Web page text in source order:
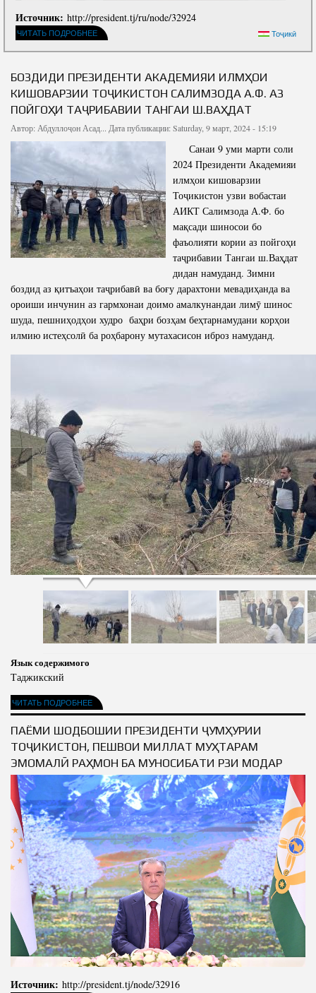
Источник: http://president.tj/ru/node/32924
ЧИТАТЬ ПОДРОБНЕЕ Тоҷикӣ
БОЗДИДИ ПРЕЗИДЕНТИ АКАДЕМИЯИ ИЛМҲОИ
КИШОВАРЗИИ ТОҶИКИСТОН САЛИМЗОДА А.Ф. АЗ
ПОЙГОҲИ ТАҶРИБАВИИ ТАНГАИ Ш.ВАҲДАТ
Автор: Абдуллоҷон Асад... Дата публикации: Saturday, 9 март, 2024 - 15:19
Санаи 9 уми марти соли
2024 Президенти Академияи
илмҳои кишоварзии
Тоҷикистон узви вобастаи
АИКТ Салимзода А.Ф. бо
мақсади шиносои бо
фаъолияти кории аз пойгоҳи
таҷрибавии Тангаи ш.Ваҳдат
дидан намуданд. Зимни
боздид аз қитъаҳои таҷрибавӣ ва боғу дарахтони мевадиҳанда ва
ороиши инчунин аз гармхонаи доимо амалкунандаи лимӯ шинос
шуда, пешниҳодҳои худро баҳри бозҳам беҳтарнамудани корҳои
илмию истеҳсолӣ ба роҳбарону мутахасисон иброз намуданд.
Язык содержимого
Таджикский
ЧИТАТЬ ПОДРОБНЕЕ
ПАЁМИ ШОДБОШИИ ПРЕЗИДЕНТИ ҶУМҲУРИИ
ТОҶИКИСТОН, ПЕШВОИ МИЛЛАТ МУҲТАРАМ
ЭМОМАЛӢ РАҲМОН БА МУНОСИБАТИ РӮЗИ МОДАР
Источник: http://president.tj/node/32916